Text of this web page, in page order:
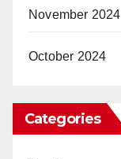
November 2024
October 2024
Categories